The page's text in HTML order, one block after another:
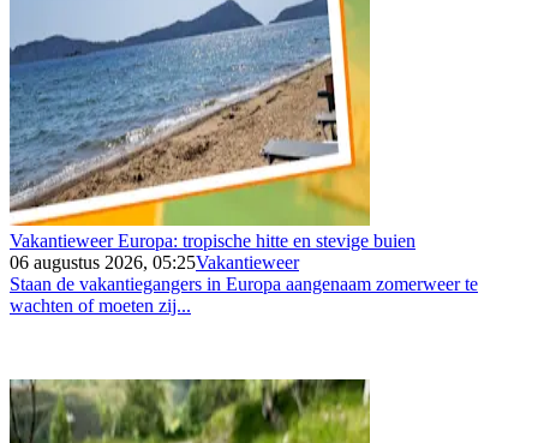
Vakantieweer Europa: tropische hitte en stevige buien
06 augustus 2026, 05:25Vakantieweer
Staan de vakantiegangers in Europa aangenaam zomerweer te
wachten of moeten zij...